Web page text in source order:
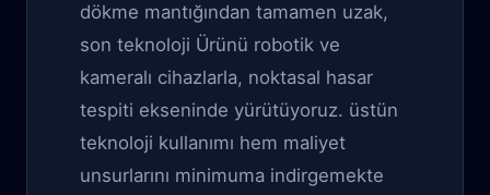
dökme mantığından tamamen uzak,
son teknoloji Ürünü robotik ve
kameralı cihazlarla, noktasal hasar
tespiti ekseninde yürütüyoruz. üstün
teknoloji kullanımı hem maliyet
unsurlarını minimuma indirgemekte